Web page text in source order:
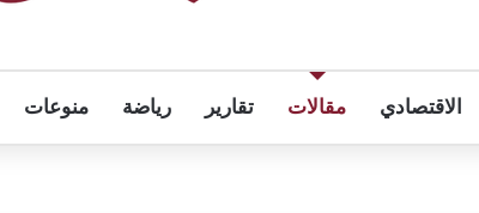
الاقتصادي مقالات تقارير رياضة منوعات